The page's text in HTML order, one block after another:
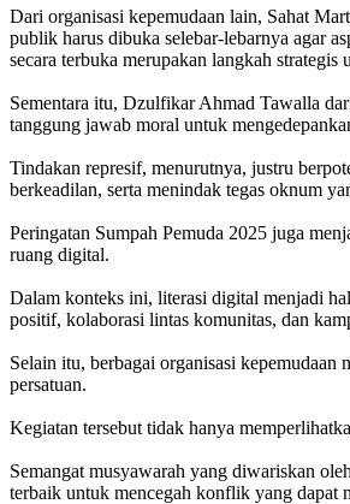
Dari organisasi kepemudaan lain, Sahat
publik harus dibuka selebar-lebarnya agar
secara terbuka merupakan langkah
Sementara itu, Dzulfikar Ahmad Tawalla
tanggung jawab moral untuk
Tindakan represif, menurutnya, justru
berkeadilan, serta menindak tegas oknum
Peringatan Sumpah Pemuda 2025 juga
ruang digital.
Dalam konteks ini, literasi digital menjadi
positif, kolaborasi lintas komunitas, dan
Selain itu, berbagai organisasi kepemudaan
persatuan.
Kegiatan tersebut tidak hanya
Semangat musyawarah yang diwariskan
terbaik untuk mencegah konflik yang dapat